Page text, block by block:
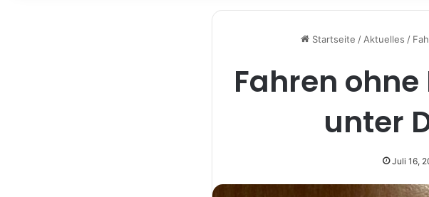
Startseite / Aktuelles /
Fahren
unter
Juli 16,